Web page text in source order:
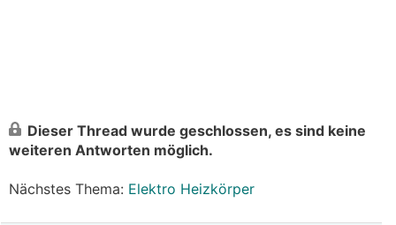
Dieser Thread wurde geschlossen, es sind keine
weiteren Antworten möglich.
Nächstes Thema: Elektro Heizkörper